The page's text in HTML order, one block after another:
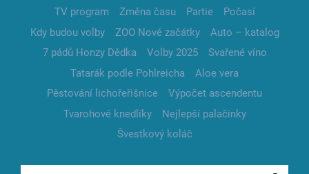
TV program
Změna času Partie
Počasí
Kdy budou volby
ZOO Nové začátky
Auto – katalog
7 pádů Honzy Dědka
Volby 2025
Svařené víno
Tatarák podle Pohlreicha
Aloe vera
Pěstování lichořeřišnice
Výpočet ascendentu
Tvarohové knedlíky
Nejlepší palačinky
Švestkový koláč